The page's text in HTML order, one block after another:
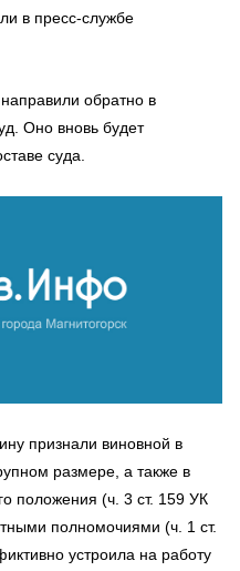
в пресс-службе
обратно в
Оно вновь будет
суда.
признали виновной в
размере, а также в
положения (ч. 3 ст. 159 УК
полномочиями (ч. 1 ст.
устроила на работу